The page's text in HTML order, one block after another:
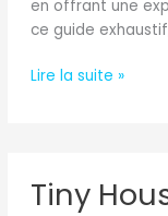
en offrant une
ce guide
5
Étoiles
Lire la suite »
Tiny
House,
Dôme,